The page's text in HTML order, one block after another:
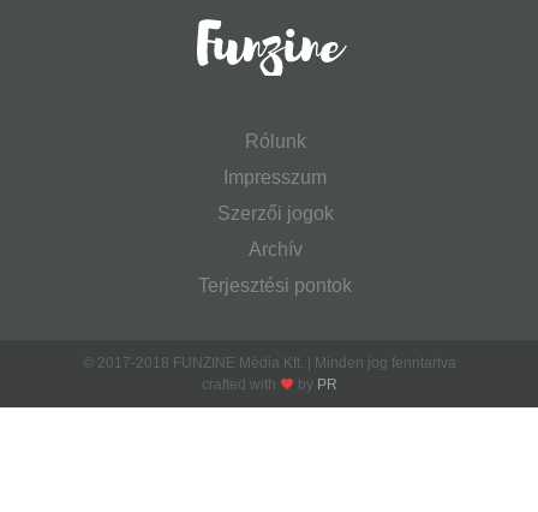
Rólunk
Impresszum
Szerzői jogok
Archív
Terjesztési pontok
© 2017-2018 FUNZINE Média Kft. | Minden jog fenntartva
crafted with
by PR